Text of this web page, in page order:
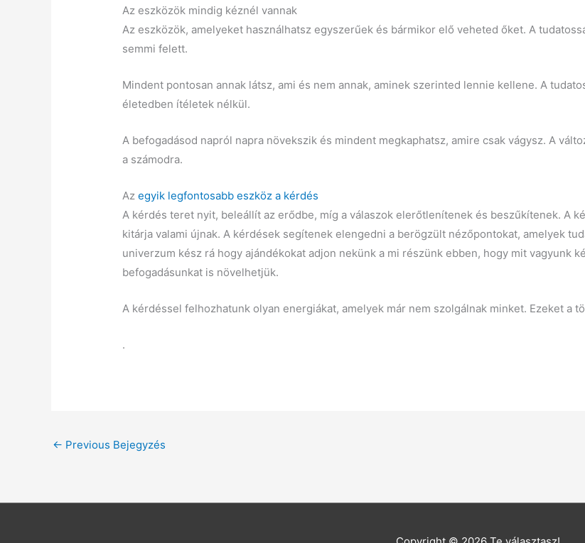
Az eszközök mindig kéznél vannak
Az eszközök, amelyeket használhatsz egyszerűek és bármikor elő veheted őket. A
semmi felett.
Mindent pontosan annak látsz, ami és nem annak, aminek szerinted lennie kellene. A
életedben ítéletek nélkül.
A befogadásod napról napra növekszik és mindent megkaphatsz, amire csak vágysz. A
a számodra.
Azegyik legfontosabb eszköz a kérdés
A kérdés teret nyit, beleállít az erődbe, míg a válaszok elerőtlenítenek és beszűkítenek. A
kitárja valami újnak. A kérdések segítenek elengedni a berögzült nézőpontokat, amelyek
univerzum kész rá hogy ajándékokat adjon nekünk a mi részünk ebben, hogy mit vagyunk
befogadásunkat is növelhetjük.
A kérdéssel felhozhatunk olyan energiákat, amelyek már nem szolgálnak minket. Ezeket a
.
← Previous Bejegyzés